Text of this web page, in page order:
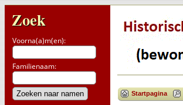
Zoek
Voorna(a)m(en):
Familienaam:
Startpagina